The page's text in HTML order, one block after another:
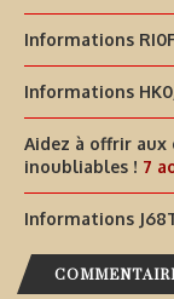
Informations
Informations
Aidez à offrir aux
inoubliables ! 7
Informations